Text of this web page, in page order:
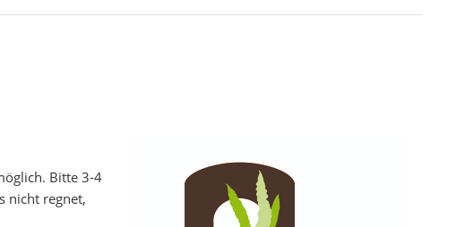
Bitte 3-4
nicht regnet,